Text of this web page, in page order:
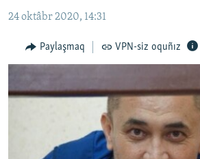
Qıdıruvğa
MEDENİYET
İNSAN AQLARI
SÜRET
24 oktâbr 2020, 14:31
Paylaşmaq VPN-siz oquñız